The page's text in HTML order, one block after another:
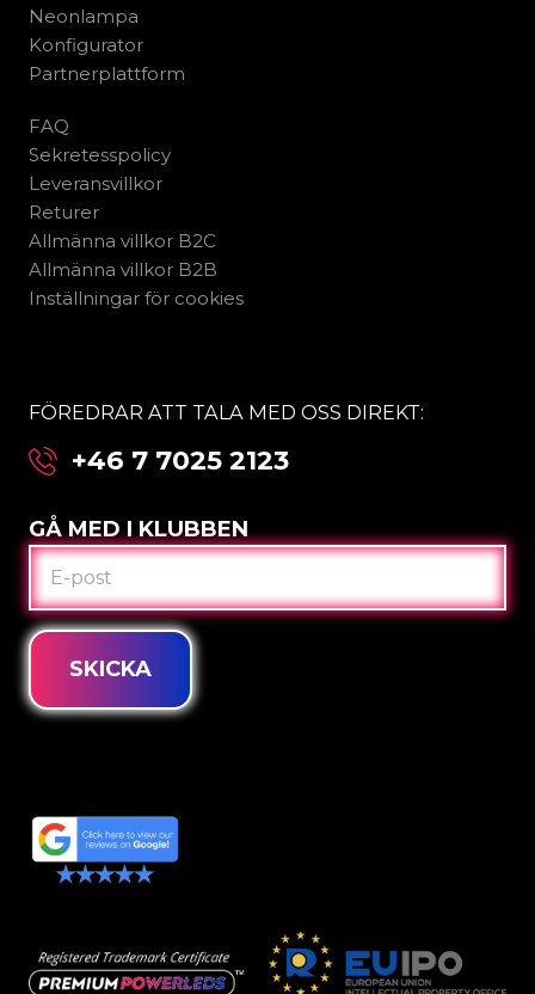
Neonlampa
Konfigurator
Partnerplattform
FAQ
Sekretesspolicy
Leveransvillkor
Returer
Allmänna villkor B2C
Allmänna villkor B2B
Inställningar för cookies
FÖREDRAR ATT TALA MED OSS DIREKT:
+46 7 7025 2123
GÅ MED I KLUBBEN
E-
POST
SKICKA